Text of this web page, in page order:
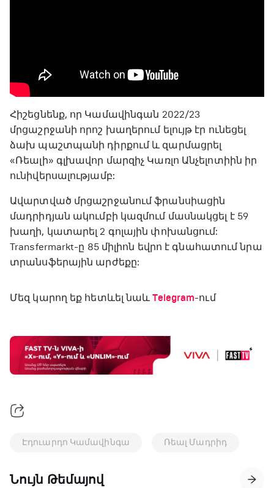
Հիշեցնենք, որ Կամավինգան 2022/23
մրցաշրջանի որոշ խաղերում ելույթ էր ունեցել
ձախ պաշտպանի դիրքում և զարմացրել
«Ռեալի» գլխավոր մարզիչ Կառլո Անչելոտիին իր
ունիվերսալությամբ:
Ավարտված մրցաշրջանում ֆրանսիացին
մադրիդյան ակումբի կազմում մասնակցել է 59
խաղի, կատարել 2 գոլային փոխանցում:
Transfermarkt-ը 85 միլիոն եվրո է գնահատում նրա
տրանսֆերային արժեքը:
Մեզ կարող եք հետևել նաև Telegram-ում
Էդուարդո Կամավինգա Ռեալ Մադրիդ
Նույն Թեմայով